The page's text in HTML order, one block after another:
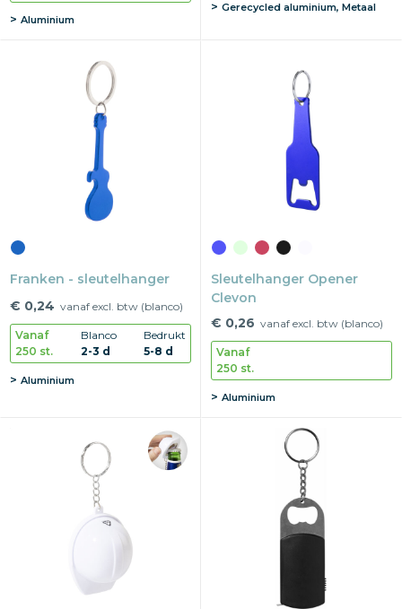
Aluminium
Gerecycled aluminium, Metaal
Franken - sleutelhanger
€ 0,24 vanaf excl. btw (blanco)
Vanaf
250 st.
Blanco
2-3 d
Bedrukt
5-8 d
Aluminium
Sleutelhanger Opener
Clevon
€ 0,26 vanaf excl. btw (blanco)
Vanaf
250 st.
Aluminium